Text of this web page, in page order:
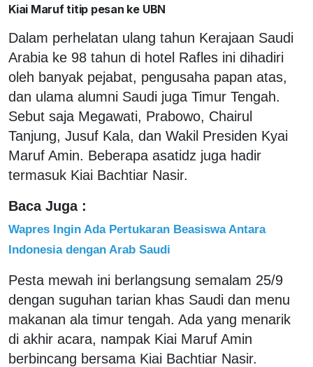
Kiai Maruf titip pesan ke UBN
Dalam perhelatan ulang tahun Kerajaan Saudi
Arabia ke 98 tahun di hotel Rafles ini dihadiri
oleh banyak pejabat, pengusaha papan atas,
dan ulama alumni Saudi juga Timur Tengah.
Sebut saja Megawati, Prabowo, Chairul
Tanjung, Jusuf Kala, dan Wakil Presiden Kyai
Maruf Amin. Beberapa asatidz juga hadir
termasuk Kiai Bachtiar Nasir.
Baca Juga :
Wapres Ingin Ada Pertukaran Beasiswa Antara
Indonesia dengan Arab Saudi
Pesta mewah ini berlangsung semalam 25/9
dengan suguhan tarian khas Saudi dan menu
makanan ala timur tengah. Ada yang menarik
di akhir acara, nampak Kiai Maruf Amin
berbincang bersama Kiai Bachtiar Nasir.